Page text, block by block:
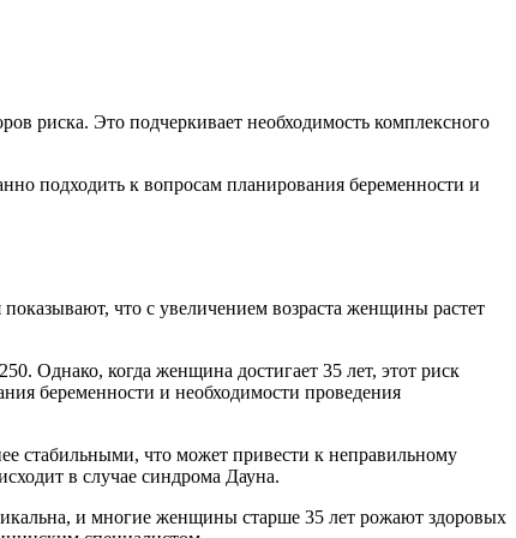
риска. Это подчеркивает необходимость комплексного
подходить к вопросам планирования беременности и
что с увеличением возраста женщины растет
Однако, когда женщина достигает 35 лет, этот риск
беременности и необходимости проведения
стабильными, что может привести к неправильному
в случае синдрома Дауна.
и многие женщины старше 35 лет рожают здоровых